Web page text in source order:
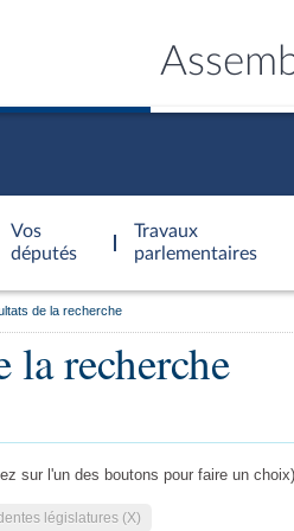
Vos
députés
Travaux
parlementaires
de la recherche
la recherche
sur l'un des boutons pour faire un choix)
législatures (X)